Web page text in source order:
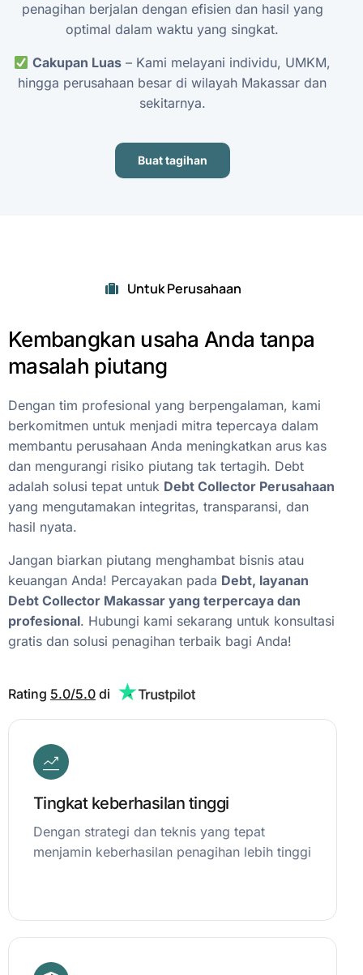
penagihan berjalan dengan efisien dan hasil yang
optimal dalam waktu yang singkat.
Cakupan Luas – Kami melayani individu, UMKM,
hingga perusahaan besar di wilayah Makassar dan
sekitarnya.
Untuk Perusahaan
Kembangkan usaha Anda tanpa
masalah piutang
Dengan tim profesional yang berpengalaman, kami
berkomitmen untuk menjadi mitra tepercaya dalam
membantu perusahaan Anda meningkatkan arus kas
dan mengurangi risiko piutang tak tertagih. Debt
adalah solusi tepat untuk Debt Collector Perusahaan
yang mengutamakan integritas, transparansi, dan
hasil nyata.
Jangan biarkan piutang menghambat bisnis atau
keuangan Anda! Percayakan pada Debt, layanan
Debt Collector Makassar yang terpercaya dan
profesional. Hubungi kami sekarang untuk konsultasi
gratis dan solusi penagihan terbaik bagi Anda!
5.0/5.0
Tingkat keberhasilan tinggi
Dengan strategi dan teknis yang tepat
menjamin keberhasilan penagihan lebih tinggi